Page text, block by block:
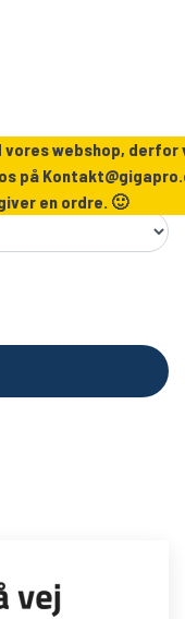
webshop, derfor
på
en ordre. 🙂